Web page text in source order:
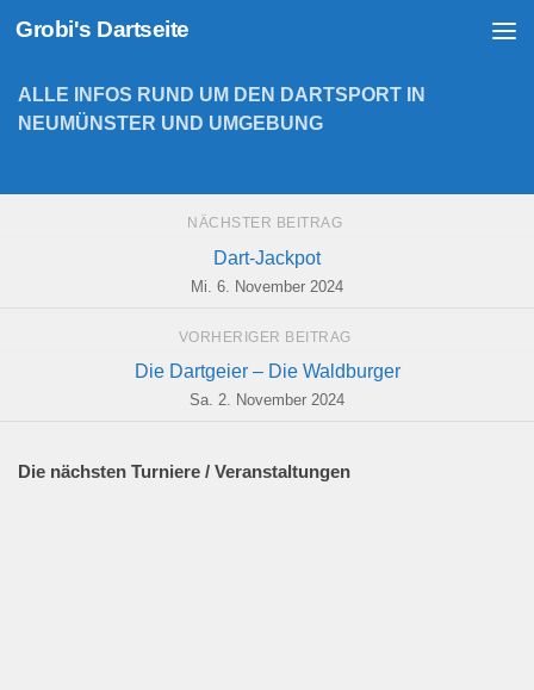
Zum Inhalt springen
Grobi's Dartseite
ALLE INFOS RUND UM DEN DARTSPORT IN
NEUMÜNSTER UND UMGEBUNG
NÄCHSTER BEITRAG
Dart-Jackpot
Mi. 6. November 2024
VORHERIGER BEITRAG
Die Dartgeier – Die Waldburger
Sa. 2. November 2024
Die nächsten Turniere / Veranstaltungen